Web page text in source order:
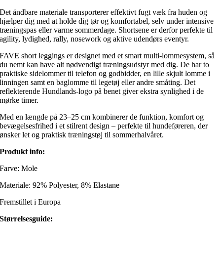
Det åndbare materiale transporterer effektivt fugt væk fra huden og
hjælper dig med at holde dig tør og komfortabel, selv under intensive
træningspas eller varme sommerdage. Shortsene er derfor perfekte til
agility, lydighed, rally, nosework og aktive udendørs eventyr.
FAVE short leggings er designet med et smart multi-lommesystem, så
du nemt kan have alt nødvendigt træningsudstyr med dig. De har to
praktiske sidelommer til telefon og godbidder, en lille skjult lomme i
linningen samt en baglomme til legetøj eller andre småting. Det
reflekterende Hundlands-logo på benet giver ekstra synlighed i de
mørke timer.
Med en længde på 23–25 cm kombinerer de funktion, komfort og
bevægelsesfrihed i et stilrent design – perfekte til hundeføreren, der
ønsker let og praktisk træningstøj til sommerhalvåret.
Produkt info:
Farve: Mole
Materiale: 92% Polyester, 8% Elastane
Fremstillet i Europa
Størrelsesguide: